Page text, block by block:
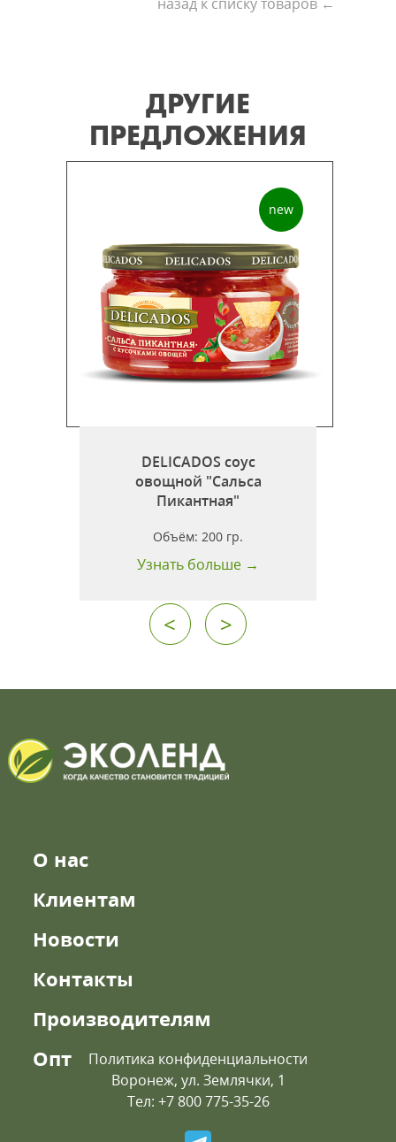
ДРУГИЕ
ПРЕДЛОЖЕНИЯ
new
DELICADOS соус
овощной "Сальса
Пикантная"
Объём:200 гр.
Узнать больше →
< >
О нас
Клиентам
Новости
Контакты
Производителям
Опт
Политика конфиденциальности
Воронеж, ул. Землячки, 1
Тел: +7 800 775-35-26